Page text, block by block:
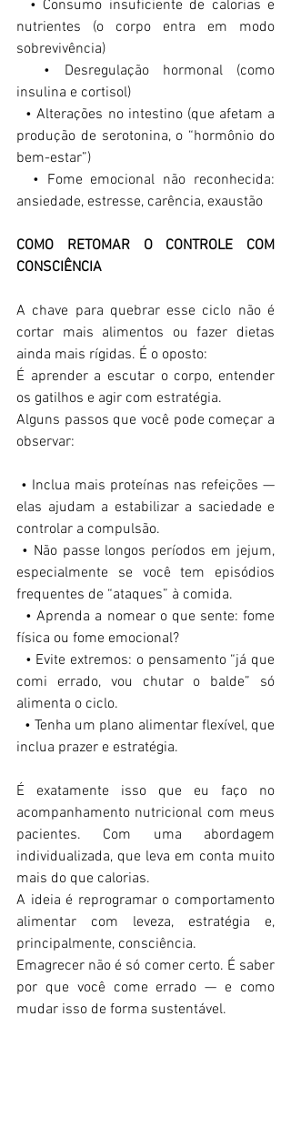
• Consumo insuficiente de calorias e
nutrientes (o corpo entra em modo
sobrevivência)
• Desregulação hormonal (como
insulina e cortisol)
• Alterações no intestino (que afetam a
produção de serotonina, o “hormônio do
bem-estar”)
ansiedade, estresse, carência, exaustão
COMO RETOMAR O CONTROLE COM
CONSCIÊNCIA
A chave para quebrar esse ciclo não é
cortar mais alimentos ou fazer dietas
ainda mais rígidas. É o oposto:
É aprender a escutar o corpo, entender
os gatilhos e agir com estratégia.
Alguns passos que você pode começar a
observar:
• Inclua mais proteínas nas refeições —
elas ajudam a estabilizar a saciedade e
controlar a compulsão.
• Não passe longos períodos em jejum,
especialmente se você tem episódios
frequentes de “ataques” à comida.
• Aprenda a nomear o que sente: fome
física ou fome emocional?
• Evite extremos: o pensamento “já que
comi errado, vou chutar o balde” só
alimenta o ciclo.
inclua prazer e estratégia.
É exatamente isso que eu faço no
acompanhamento nutricional com meus
pacientes. Com uma abordagem
individualizada, que leva em conta muito
mais do que calorias.
A ideia é reprogramar o comportamento
alimentar com leveza, estratégia e,
principalmente, consciência.
Emagrecer não é só comer certo. É saber
por que você come errado — e como
mudar isso de forma sustentável.